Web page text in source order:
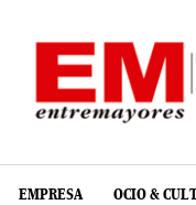
EMPRESA OCIO &